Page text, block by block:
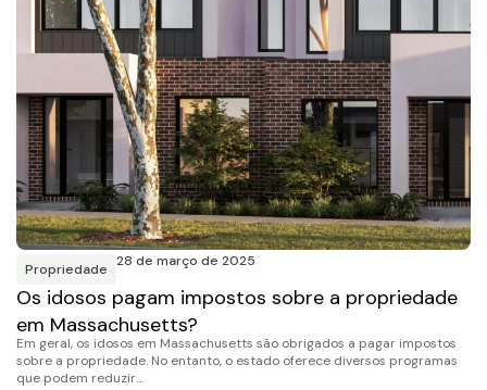
Propriedade 28 de março de 2025
Os idosos pagam impostos sobre a propriedade
em Massachusetts?
Em geral, os idosos em Massachusetts são obrigados a pagar impostos
sobre a propriedade. No entanto, o estado oferece diversos programas
que podem reduzir…